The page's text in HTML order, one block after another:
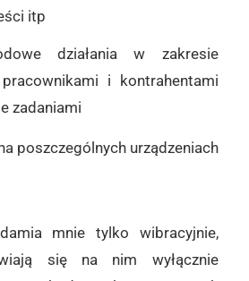
itp
działania w zakresie
i kontrahentami
zadaniami
poszczególnych urządzeniach
mnie tylko wibracyjnie,
się na nim wyłącznie